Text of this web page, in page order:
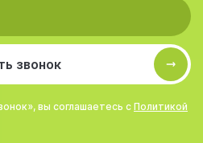
звонок
вы соглашаетесь с Политикой